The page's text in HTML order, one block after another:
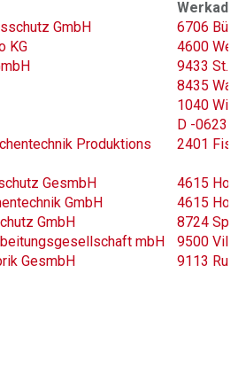
GmbH
6706
KG
4600
9433 St.
8435
1040
D -06231
Produktions
2401
GesmbH
4615
GmbH
4615
GmbH
8724
mbH
9500
GesmbH
9113